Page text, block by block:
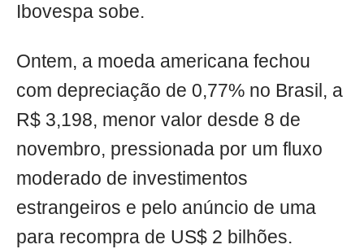
Ibovespa sobe.
Ontem, a moeda americana fechou
com depreciação de 0,77% no Brasil, a
R$ 3,198, menor valor desde 8 de
novembro, pressionada por um fluxo
moderado de investimentos
estrangeiros e pelo anúncio de uma
para recompra de US$ 2 bilhões.